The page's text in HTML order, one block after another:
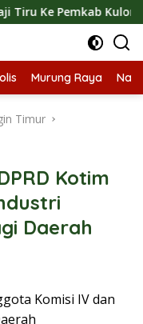
Kulon Progo
Murung Raya
Timur
Kotim
Daerah
Komisi IV dan